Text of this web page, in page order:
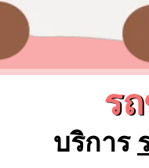
ร
บริการ